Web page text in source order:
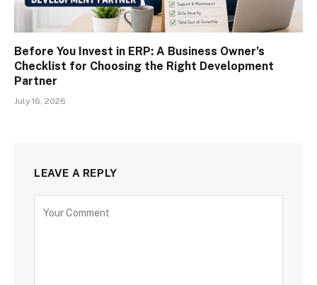
Before You Invest in ERP: A Business Owner’s
Checklist for Choosing the Right Development
Partner
July 16, 2026
LEAVE A REPLY